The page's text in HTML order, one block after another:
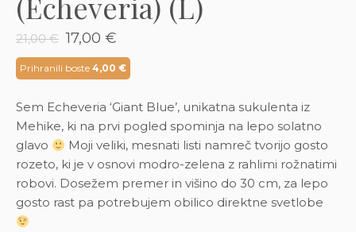
21,00€ Izvirna
cena
je
bila:
21,00 €.
17,00 €
cena
je:
17,00 €.
Prihranili boste 4,00 €
Sem Echeveria ‘Giant Blue’, unikatna sukulenta iz
Mehike, ki na prvi pogled spominja na lepo solatno
glavo
Moji veliki, mesnati listi namreč tvorijo gosto
rozeto, ki je v osnovi modro-zelena z rahlimi rožnatimi
robovi. Dosežem premer in višino do 30 cm, za lepo
gosto rast pa potrebujem obilico direktne svetlobe